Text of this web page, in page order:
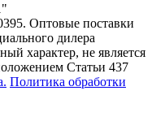
Оптовые поставки
дилера
характер, не является
Статьи 437
Политика обработки